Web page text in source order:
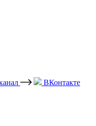
ВКонтакте